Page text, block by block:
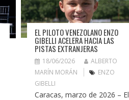
EL PILOTO VENEZOLANO ENZO
GIBELLI ACELERA HACIA LAS
PISTAS EXTRANJERAS
18/06/2026
ALBERTO
MARÍN MORÁN
ENZO
GIBELLI
Caracas, marzo de 2026 – El